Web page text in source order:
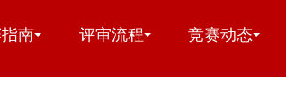
南 评审流程 竞赛动态